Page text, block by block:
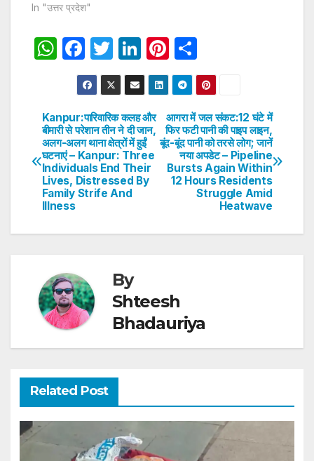
In "उत्तर प्रदेश"
W
s
A
p
p
F
a
c
e
b
o
o
k
T
w
itt
er
Li
n
k
e
dI
n
Pi
nt
er
e
st
h
ar
e
Post
navigation
आगरा में जल संकट:12 घंटे में
फिर फटी पानी की पाइप लाइन,
बूंद-बूंद पानी को तरसे लोग; जानें
नया अपडेट – Pipeline
Bursts Again Within
12 Hours Residents
Struggle Amid
Heatwave
Kanpur:पारिवारिक कलह और
बीमारी से परेशान तीन ने दी जान,
अलग-अलग थाना क्षेत्रों में हुईं
घटनाएं – Kanpur: Three
Individuals End Their
Lives, Distressed By
Family Strife And
Illness
By
Shteesh
Bhadauriya
Related Post